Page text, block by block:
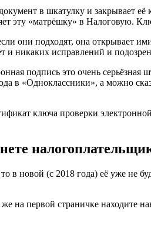
в шкатулку и закрывает
эту «матрёшку» в Налоговую.
они подходят, она открывает
никаких исправлений и
подпись это очень
в «Одноклассники», а можно
ключа проверки
новой (с 2018 года) её уже не
на первой страничке